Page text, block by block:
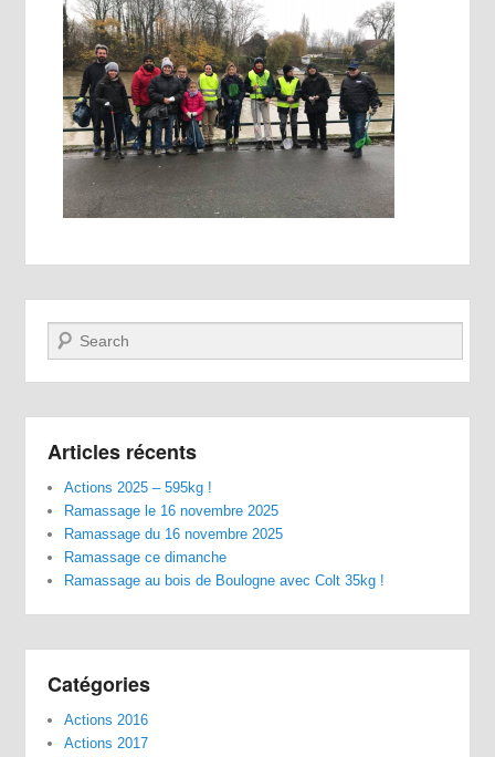
Recherche
Articles récents
Actions 2025 – 595kg !
Ramassage le 16 novembre 2025
Ramassage du 16 novembre 2025
Ramassage ce dimanche
Ramassage au bois de Boulogne avec Colt 35kg !
Catégories
Actions 2016
Actions 2017